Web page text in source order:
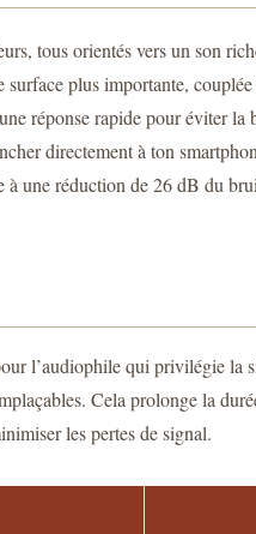
tous orientés vers un son
plus importante,
réponse rapide pour éviter
directement à ton
une réduction de 26 dB du
l’audiophile qui privilégie
Cela prolonge la
les pertes de signal.